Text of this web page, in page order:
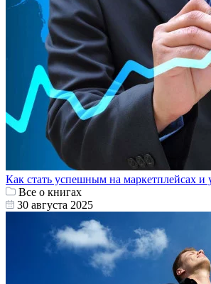
Как стать успешным на маркетплейсах и
Все о книгах
30 августа 2025